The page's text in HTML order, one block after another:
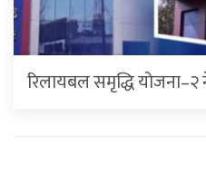
रिलायबल समृद्धि